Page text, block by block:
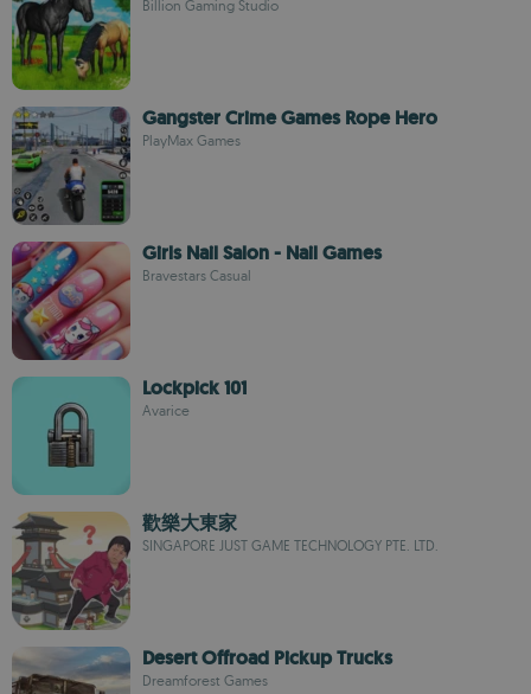
Billion Gaming Studio
Gangster Crime Games Rope Hero
PlayMax Games
Girls Nail Salon - Nail Games
Bravestars Casual
Lockpick 101
Avarice
歡樂大東家
SINGAPORE JUST GAME TECHNOLOGY PTE. LTD.
Desert Offroad Pickup Trucks
Dreamforest Games